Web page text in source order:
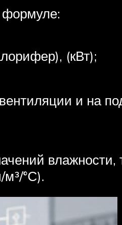
формуле:
(кВт);
и на
°С).